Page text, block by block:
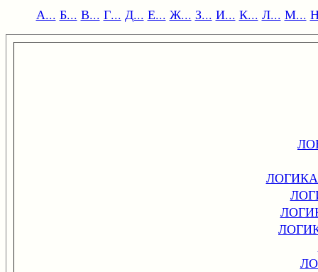
А... Б... В... Г... Д... Е... Ж... З... И... К... Л... М...